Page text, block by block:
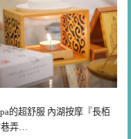
的超舒服 內湖按摩『長栢
弄…